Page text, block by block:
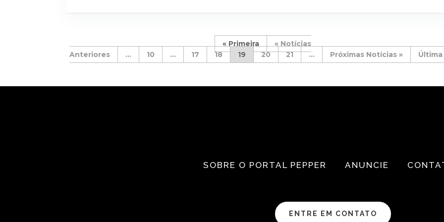
« Primeira
«
...
10 ... 17 18 19 20 21 ... » Última
SOBRE O PORTAL PEPPER ANUNCIE
ENTRE EM CONTATO